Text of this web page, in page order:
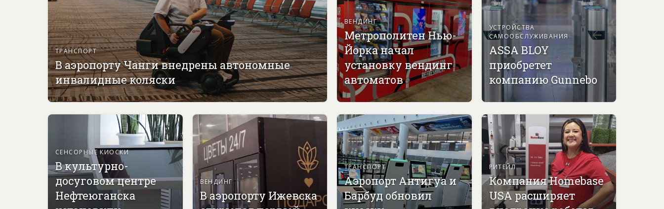
ТРАНСПОРТ
В аэропорту Чанги внедрены автономные
инвалидные коляски
ВЕНДИНГ
Метрополитен Нью-
Йорка начал
установку вендинг
автоматов
УСТРОЙСТВА
САМООБСЛУЖИВАНИЯ
ASSA BLOY
приобретет
компанию Gunnebo
СЕНСОРНЫЕ КИОСКИ
В культурно-
досуговом центре
Нефтеюганска
ВЕНДИНГ
В аэропорту Ижевска
ТРАНСПОРТ
Аэропорт Антигуа и
Барбуд обновил
РИТЕЙЛ
Компания Homebase
USA расширяет